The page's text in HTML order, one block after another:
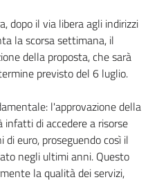
dopo il via libera agli indirizzi
la scorsa settimana, il
della proposta, che sarà
previsto del 6 luglio.
l'approvazione della
di accedere a risorse
euro, proseguendo così il
negli ultimi anni. Questo
la qualità dei servizi,